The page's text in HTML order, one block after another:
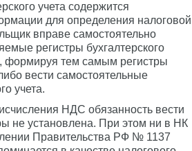
учета содержится
для определения налоговой
вправе самостоятельно
регистры бухгалтерского
формируя тем самым регистры
вести самостоятельные
учета.
НДС обязанность вести
не установлена. При этом ни в НК
Правительства РФ № 1137